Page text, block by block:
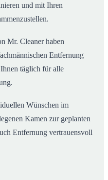
und mit Ihren
Mr. Cleaner haben
Entfernung
täglich für alle
Wünschen im
Kamen zur geplanten
Entfernung vertrauensvoll